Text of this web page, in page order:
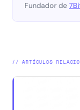
Fundador de
// ARTÍCULOS